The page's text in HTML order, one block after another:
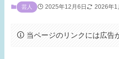
芸人 2025年12月6日 2026年1
当ページのリンクには広告